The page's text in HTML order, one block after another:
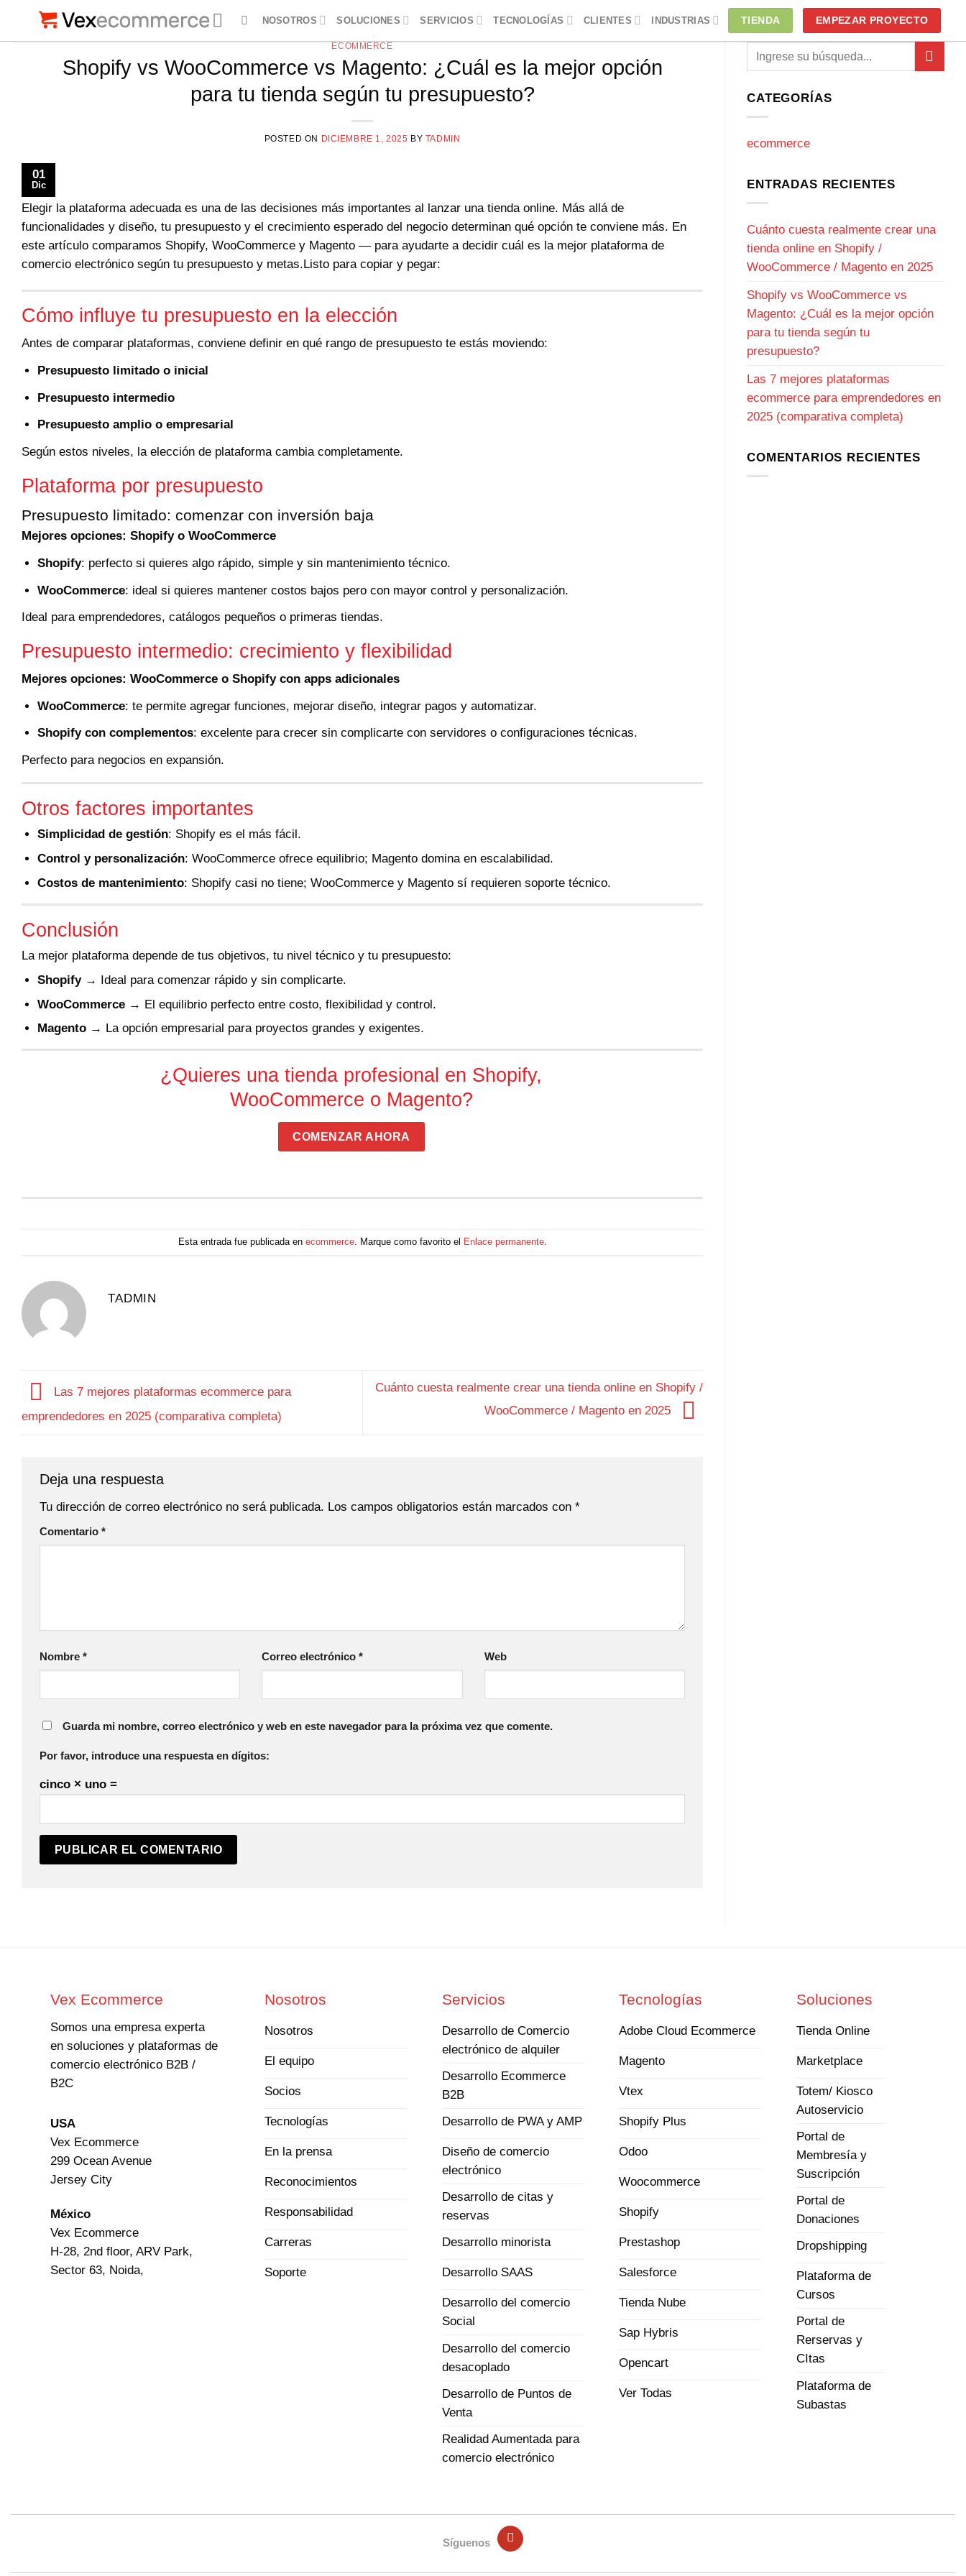
contenido
NOSOTROS SOLUCIONES SERVICIOS TECNOLOGÍAS CLIENTES INDUSTRIAS TIENDA EMPEZAR PROYECTO
ECOMMERCE
Shopify vs WooCommerce vs Magento: ¿Cuál es la mejor opción
para tu tienda según tu presupuesto?
POSTED ON DICIEMBRE 1, 2025 BY TADMIN
01
Dic
Elegir la plataforma adecuada es una de las decisiones más importantes al lanzar una tienda online. Más allá de
funcionalidades y diseño, tu presupuesto y el crecimiento esperado del negocio determinan qué opción te conviene más. En
este artículo comparamos Shopify, WooCommerce y Magento — para ayudarte a decidir cuál es la mejor plataforma de
comercio electrónico según tu presupuesto y metas.Listo para copiar y pegar:
Cómo influye tu presupuesto en la elección
Antes de comparar plataformas, conviene definir en qué rango de presupuesto te estás moviendo:
Presupuesto limitado o inicial
Presupuesto intermedio
Presupuesto amplio o empresarial
Según estos niveles, la elección de plataforma cambia completamente.
Plataforma por presupuesto
Presupuesto limitado: comenzar con inversión baja
Mejores opciones: Shopify o WooCommerce
Shopify: perfecto si quieres algo rápido, simple y sin mantenimiento técnico.
WooCommerce: ideal si quieres mantener costos bajos pero con mayor control y personalización.
Ideal para emprendedores, catálogos pequeños o primeras tiendas.
Presupuesto intermedio: crecimiento y flexibilidad
Mejores opciones: WooCommerce o Shopify con apps adicionales
WooCommerce: te permite agregar funciones, mejorar diseño, integrar pagos y automatizar.
Shopify con complementos: excelente para crecer sin complicarte con servidores o configuraciones técnicas.
Perfecto para negocios en expansión.
Otros factores importantes
Simplicidad de gestión: Shopify es el más fácil.
Control y personalización: WooCommerce ofrece equilibrio; Magento domina en escalabilidad.
Costos de mantenimiento: Shopify casi no tiene; WooCommerce y Magento sí requieren soporte técnico.
Conclusión
La mejor plataforma depende de tus objetivos, tu nivel técnico y tu presupuesto:
Shopify→ Ideal para comenzar rápido y sin complicarte.
WooCommerce→ El equilibrio perfecto entre costo, flexibilidad y control.
Magento→ La opción empresarial para proyectos grandes y exigentes.
¿Quieres una tienda profesional en Shopify,
WooCommerce o Magento?
COMENZAR AHORA
Esta entrada fue publicada en ecommerce. Marque como favorito el Enlace permanente.
TADMIN
Las 7 mejores plataformas ecommerce para
emprendedores en 2025 (comparativa completa)
Cuánto cuesta realmente crear una tienda online en Shopify /
WooCommerce / Magento en 2025
Deja una respuesta
Tu dirección de correo electrónico no será publicada. Los campos obligatorios están marcados con *
Comentario *
Nombre * Correo electrónico* Web
Guarda mi nombre, correo electrónico y web en este navegador para la próxima vez que comente.
Por favor, introduce una respuesta en dígitos:
cinco × uno =
CATEGORÍAS
ecommerce
ENTRADAS RECIENTES
Cuánto cuesta realmente crear una
tienda online en Shopify /
WooCommerce / Magento en 2025
Shopify vs WooCommerce vs
Magento: ¿Cuál es la mejor opción
para tu tienda según tu
presupuesto?
Las 7 mejores plataformas
ecommerce para emprendedores en
2025 (comparativa completa)
COMENTARIOS RECIENTES
Vex Ecommerce
Somos una empresa experta
en soluciones y plataformas de
comercio electrónico B2B /
B2C
USA
Vex Ecommerce
299 Ocean Avenue
Jersey City
México
Vex Ecommerce
H-28, 2nd floor, ARV Park,
Sector 63, Noida,
Nosotros
Nosotros
El equipo
Socios
Tecnologías
En la prensa
Reconocimientos
Responsabilidad
Carreras
Soporte
Servicios
Desarrollo de Comercio
electrónico de alquiler
Desarrollo Ecommerce
B2B
Desarrollo de PWA y AMP
Diseño de comercio
electrónico
Desarrollo de citas y
reservas
Desarrollo minorista
Desarrollo SAAS
Desarrollo del comercio
Social
Desarrollo del comercio
desacoplado
Desarrollo de Puntos de
Venta
Realidad Aumentada para
comercio electrónico
Tecnologías
Adobe Cloud Ecommerce
Magento
Vtex
Shopify Plus
Odoo
Woocommerce
Shopify
Prestashop
Salesforce
Tienda Nube
Sap Hybris
Opencart
Ver Todas
Soluciones
Tienda Online
Marketplace
Totem/ Kiosco
Autoservicio
Portal de
Membresía y
Suscripción
Portal de
Donaciones
Dropshipping
Plataforma de
Cursos
Portal de
Rerservas y
CItas
Plataforma de
Subastas
Síguenos